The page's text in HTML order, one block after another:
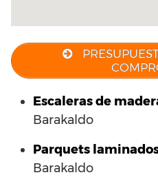
Escaleras de
Barakaldo
Parquets
Barakaldo